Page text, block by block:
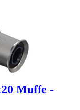
Muffe -